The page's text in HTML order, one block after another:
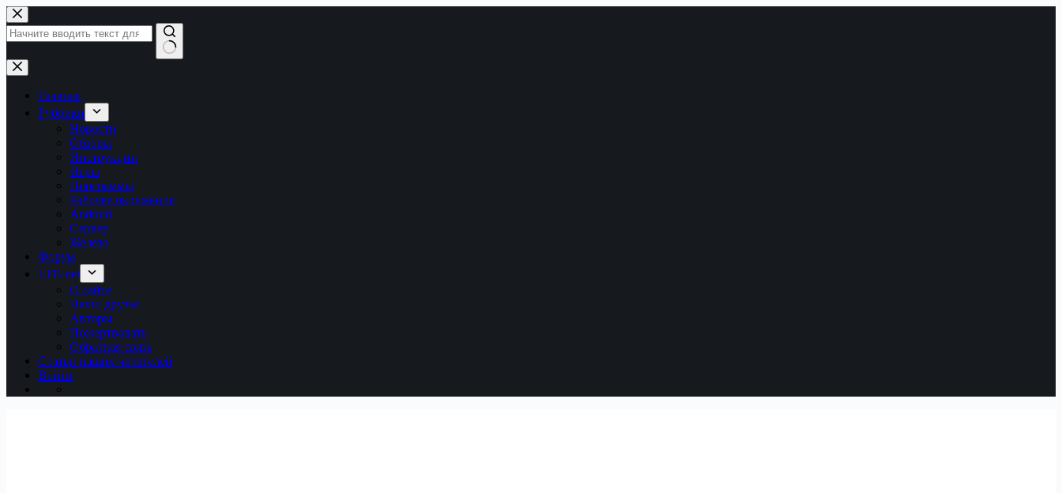
Перейти
к
сути
Ничего
не
найденоГлавная
Рубрики
Новости
Обзоры
Инструкции
Игры
Программы
Рабочее окружение
Android
Сервер
Железо
Форум
LTB.net
О сайте
Наши друзья
Авторы
Пожертвовать
Обратная связь
Статьи наших читателей
Войти